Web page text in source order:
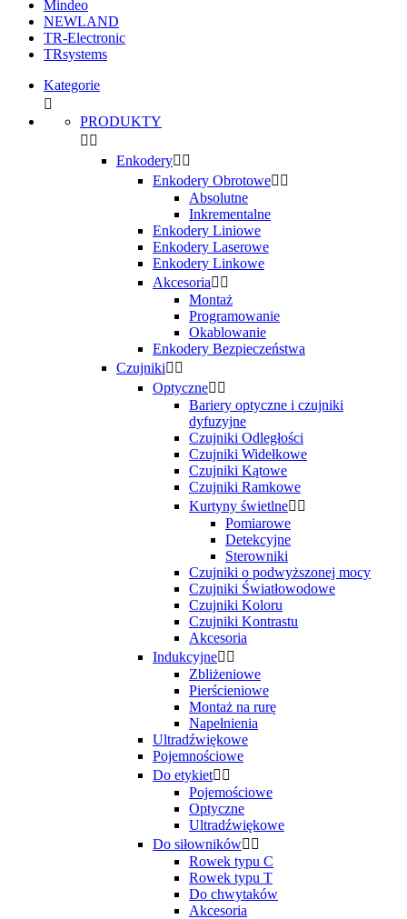
Mindeo
NEWLAND
TR-Electronic
TRsystems
Kategorie

PRODUKTY
 
Enkodery 
Enkodery Obrotowe 
Absolutne
Inkrementalne
Enkodery Liniowe
Enkodery Laserowe
Enkodery Linkowe
Akcesoria 
Montaż
Programowanie
Okablowanie
Enkodery Bezpieczeństwa
Czujniki 
Optyczne 
Bariery optyczne i czujniki
dyfuzyjne
Czujniki Odległości
Czujniki Widełkowe
Czujniki Kątowe
Czujniki Ramkowe
Kurtyny świetlne 
Pomiarowe
Detekcyjne
Sterowniki
Czujniki o podwyższonej mocy
Czujniki Światłowodowe
Czujniki Koloru
Czujniki Kontrastu
Akcesoria
Indukcyjne 
Zbliżeniowe
Pierścieniowe
Montaż na rurę
Napełnienia
Ultradźwiękowe
Pojemnościowe
Do etykiet 
Pojemościowe
Optyczne
Ultradźwiękowe
Do siłowników 
Rowek typu C
Rowek typu T
Do chwytaków
Akcesoria